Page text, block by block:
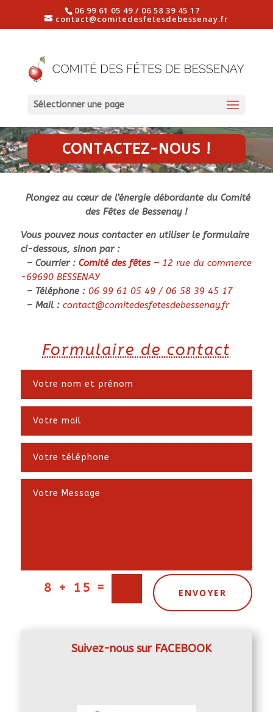
06 99 61 05 49 / 06 58 39 45 17
contact@comitedesfetesdebessenay.fr
Sélectionner une page
CONTACTEZ-NOUS !
Plongez au cœur de l’énergie débordante du Comité
des Fêtes de Bessenay !
Vous pouvez nous contacter en utiliser le formulaire
ci-dessous, sinon par :
– Courrier : Comité des fêtes – 12 rue du commerce
-69690 BESSENAY
– Téléphone : 06 99 61 05 49 / 06 58 39 45 17
– Mail : contact@comitedesfetesdebessenay.fr
Formulaire de contact
8 + 15 = ENVOYER
Suivez-nous sur FACEBOOK